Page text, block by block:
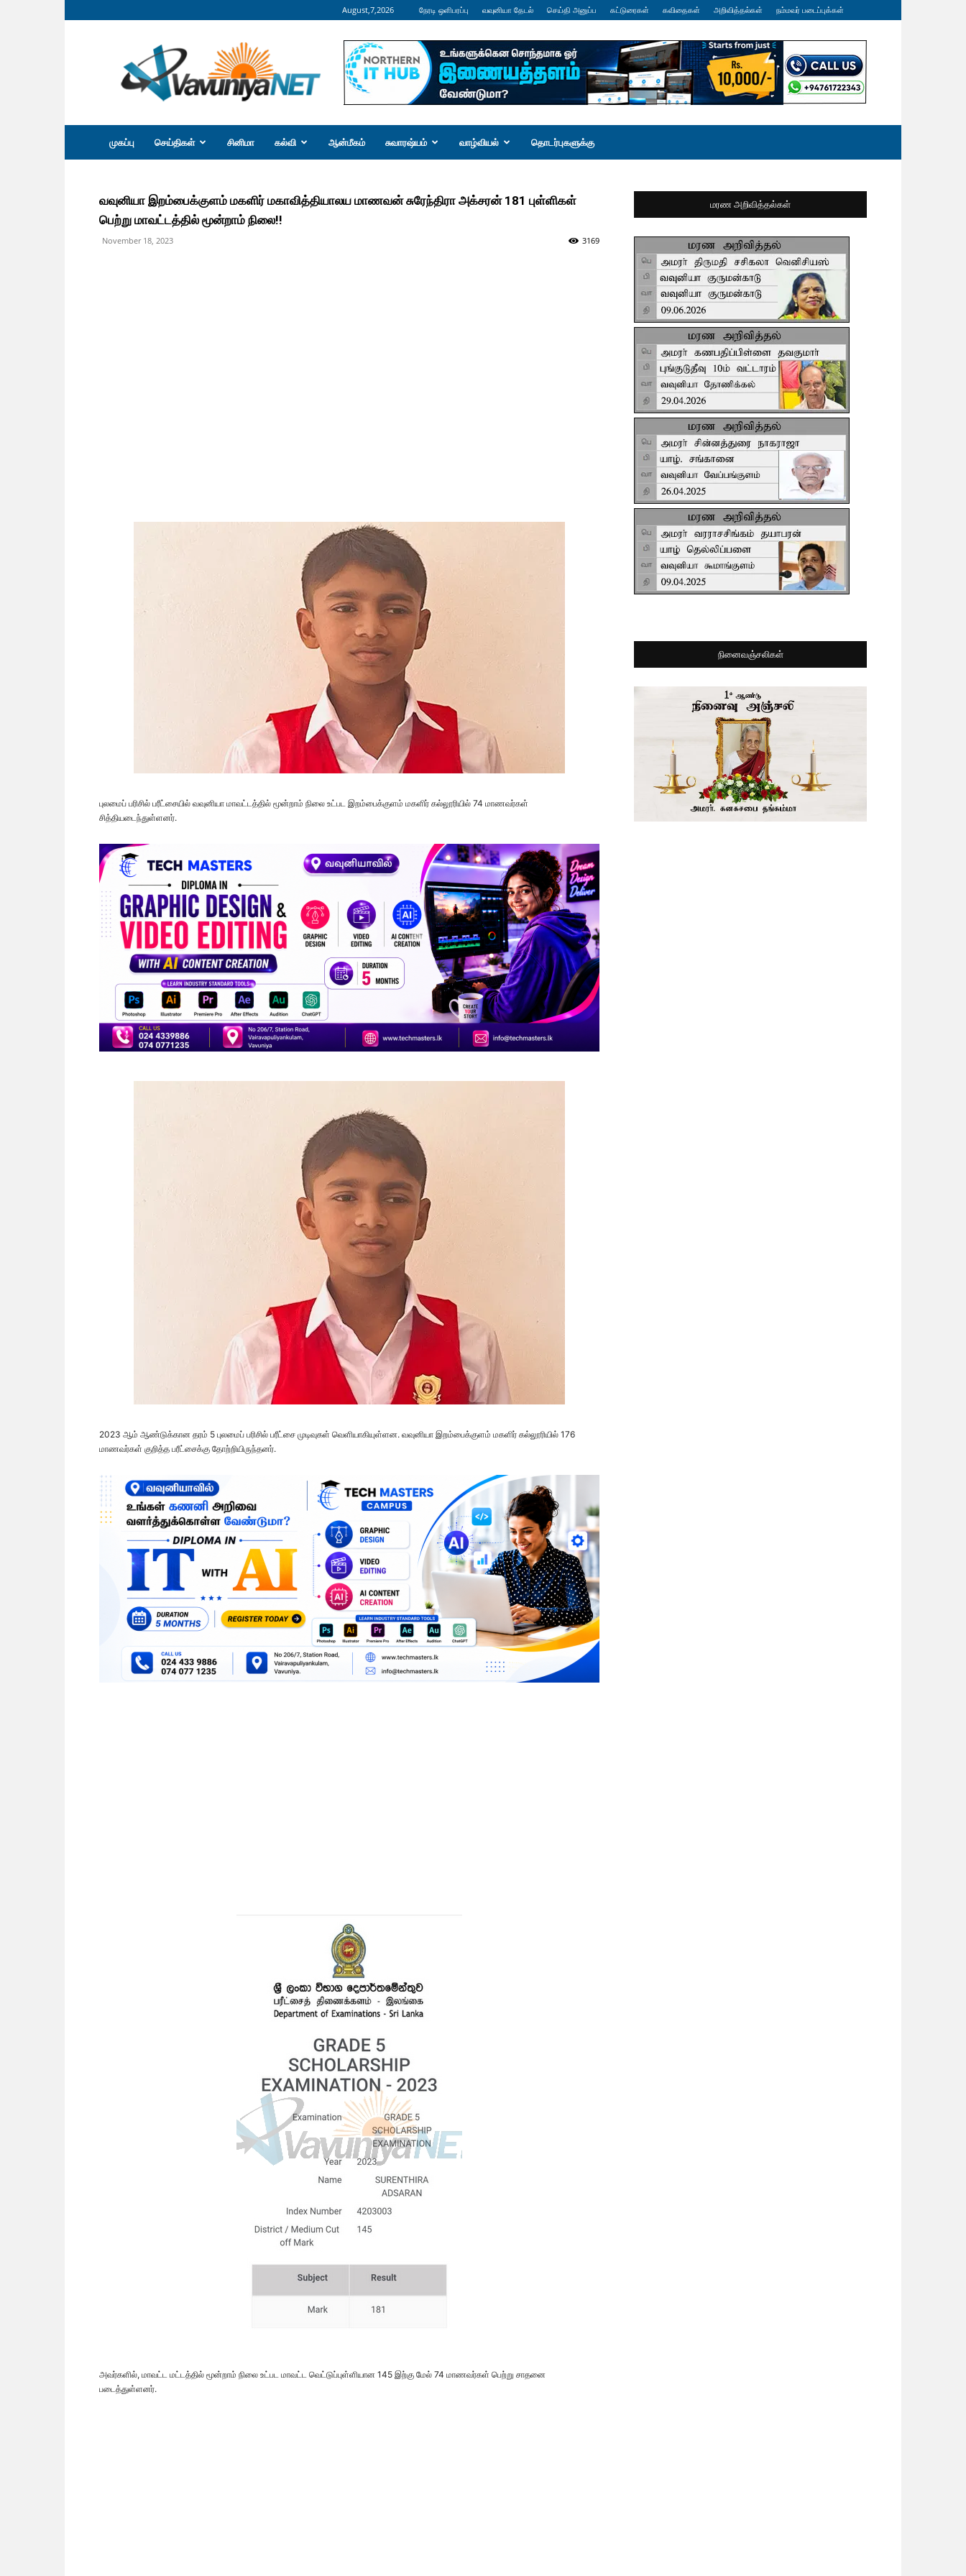
August,7,2026 நேரடி ஒளிபரப்பு வவுனியா தேடல் செய்தி அனுப்ப கட்டுரைகள் கவிதைகள் அறிவித்தல்கள் நம்மவர் படைப்புக்கள்
வவுனியா
நெற்
முகப்பு செய்திகள் சினிமா கல்வி ஆன்மீகம் சுவாரஷ்யம் வாழ்வியல் தொடர்புகளுக்கு
வவுனியா இறம்பைக்குளம் மகளிர் மகாவித்தியாலய மாணவன் சுரேந்திரா அக்சரன் 181 புள்ளிகள்
பெற்று மாவட்டத்தில் மூன்றாம் நிலை!!
November 18, 2023 3169
புலமைப் பரிசில் பரீட்சையில் வவுனியா மாவட்டத்தில் மூன்றாம் நிலை உட்பட இறம்பைக்குளம் மகளிர் கல்லூரியில் 74 மாணவர்கள்
சித்தியடைந்துள்ளனர்.
2023 ஆம் ஆண்டுக்கான தரம் 5 புலமைப் பரிசில் பரீட்சை முடிவுகள் வெளியாகியுள்ளன. வவுனியா இறம்பைக்குளம் மகளிர் கல்லூரியில் 176
மாணவர்கள் குறித்த பரீட்சைக்கு தோற்றியிருந்தனர்.
அவர்களில், மாவட்ட மட்டத்தில் மூன்றாம் நிலை உட்பட மாவட்ட வெட்டுப்புள்ளியான 145 இற்கு மேல் 74 மாணவர்கள் பெற்று சாதனை
படைத்துள்ளனர்.
மரண அறிவித்தல்கள்
நினைவஞ்சலிகள்